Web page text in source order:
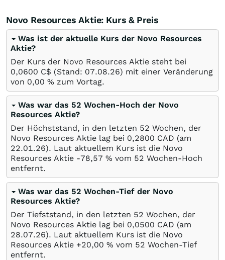
Novo Resources Aktie: Kurs & Preis
Was ist der aktuelle Kurs der Novo Resources
Aktie?
Der Kurs der Novo Resources Aktie steht bei
0,0600 C$ (Stand: 07.08.26) mit einer Veränderung
von 0,00 % zum Vortag.
Was war das 52 Wochen-Hoch der Novo
Resources Aktie?
Der Höchststand, in den letzten 52 Wochen, der
Novo Resources Aktie lag bei 0,2800 CAD (am
22.01.26). Laut aktuellem Kurs ist die Novo
Resources Aktie -78,57 % vom 52 Wochen-Hoch
entfernt.
Was war das 52 Wochen-Tief der Novo
Resources Aktie?
Der Tiefststand, in den letzten 52 Wochen, der
Novo Resources Aktie lag bei 0,0500 CAD (am
28.07.26). Laut aktuellem Kurs ist die Novo
Resources Aktie +20,00 % vom 52 Wochen-Tief
entfernt.